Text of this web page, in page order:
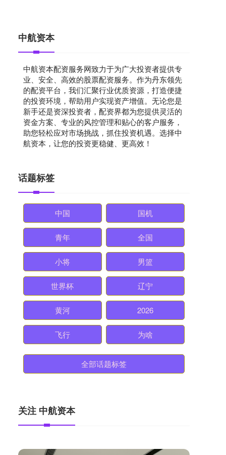
中航资本
中航资本配资服务网致力于为广大投资者提供专
业、安全、高效的股票配资服务。作为丹东领先
的配资平台，我们汇聚行业优质资源，打造便捷
的投资环境，帮助用户实现资产增值。无论您是
新手还是资深投资者，配资界都为您提供灵活的
资金方案、专业的风控管理和贴心的客户服务，
助您轻松应对市场挑战，抓住投资机遇。选择中
航资本，让您的投资更稳健、更高效！
话题标签
中国 国机
青年 全国
小将 男篮
世界杯 辽宁
黄河 2026
飞行 为啥
全部话题标签
关注 中航资本